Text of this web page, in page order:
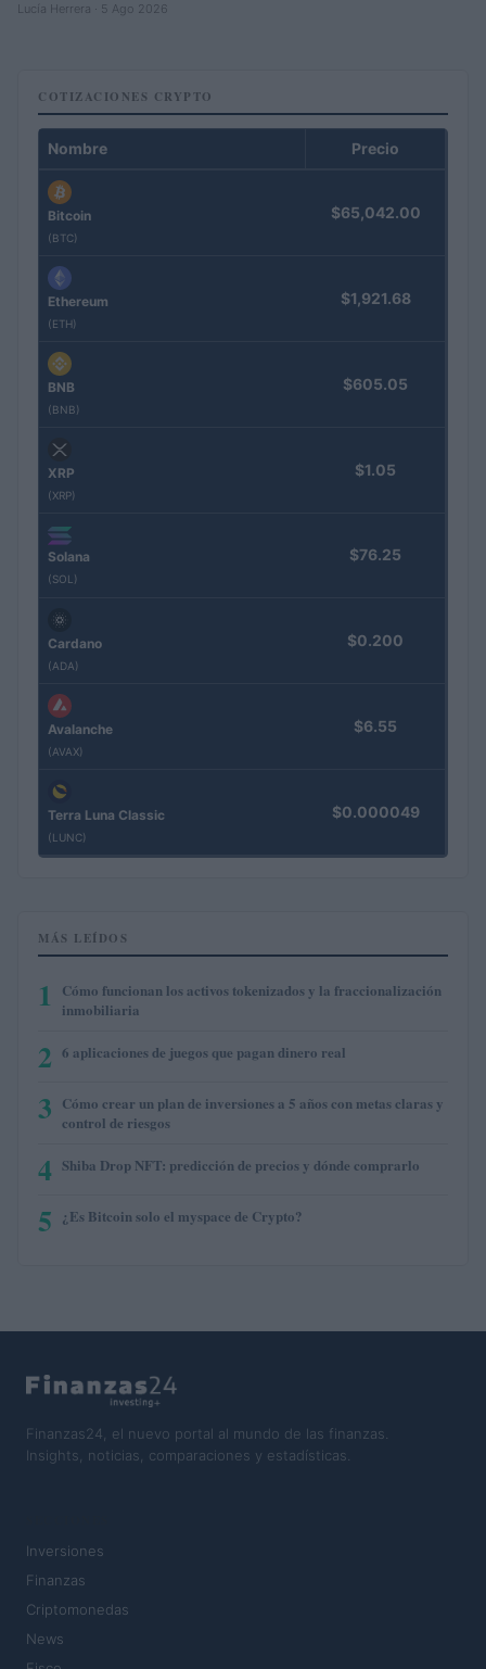
Lucía Herrera · 5 Ago 2026
COTIZACIONES CRYPTO
Nombre Precio
Bitcoin
(BTC)
$65,042.00
Ethereum
(ETH)
$1,921.68
BNB
(BNB)
$605.05
XRP
(XRP)
$1.05
Solana
(SOL)
$76.25
Cardano
(ADA)
$0.200
Avalanche
(AVAX)
$6.55
Terra Luna Classic
(LUNC)
$0.000049
MÁS LEÍDOS
1
Cómo funcionan los activos tokenizados y la fraccionalización
inmobiliaria
2 6 aplicaciones de juegos que pagan dinero real
3 Cómo crear un plan de inversiones a 5 años con metas claras y
control de riesgos
4 Shiba Drop NFT: predicción de precios y dónde comprarlo
5 ¿Es Bitcoin solo el myspace de Crypto?
Finanzas24, el nuevo portal al mundo de las finanzas.
Insights, noticias, comparaciones y estadísticas.
Inversiones
Finanzas
Criptomonedas
News